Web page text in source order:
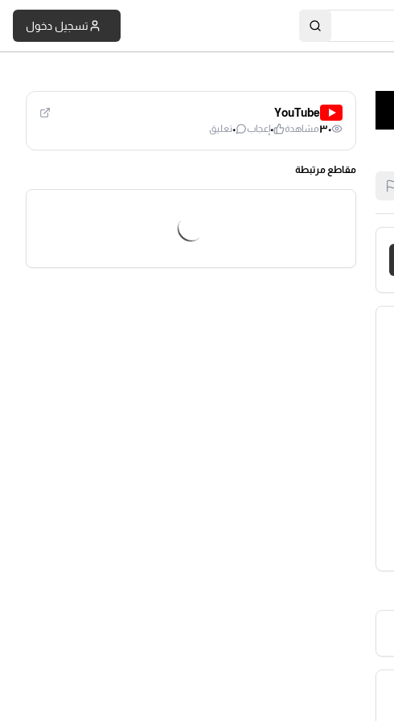
تسجيل دخول
YouTube
٣٠مشاهدة ٠إعجاب ٠تعليق
مقاطع مرتبطة